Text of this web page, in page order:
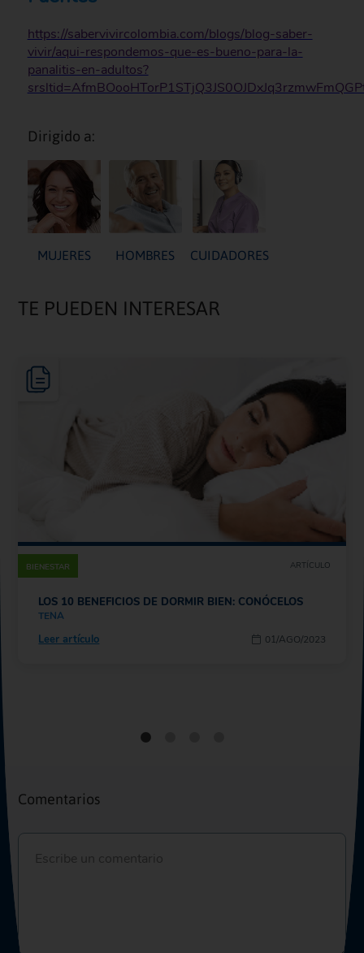
https://sabervivircolombia.com/blogs/blog-saber-
vivir/aqui-respondemos-que-es-bueno-para-la-
panalitis-en-adultos?
Dirigido a:
MUJERES HOMBRES CUIDADORES
TE PUEDEN INTERESAR
BIENESTAR ARTÍCULO
LOS 10 BENEFICIOS DE DORMIR BIEN: CONÓCELOS
TENA
01/AGO/2023
Leer artículo
Comentarios